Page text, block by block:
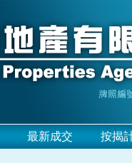
最新成交 按揭